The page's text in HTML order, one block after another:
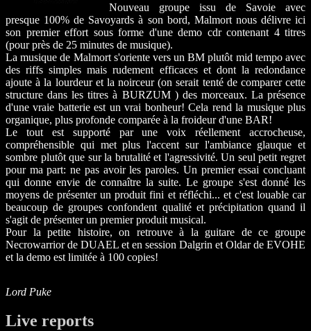
Nouveau groupe issu de Savoie avec
presque 100% de Savoyards à son bord, Malmort nous délivre ici
son premier effort sous forme d'une demo cdr contenant 4 titres
(pour près de 25 minutes de musique).
La musique de Malmort s'oriente vers un BM plutôt mid tempo avec
des riffs simples mais rudement efficaces et dont la redondance
ajoute à la lourdeur et la noirceur (on serait tenté de comparer cette
structure dans les titres à BURZUM ) des morceaux. La présence
d'une vraie batterie est un vrai bonheur! Cela rend la musique plus
organique, plus profonde comparée à la froideur d'une BAR!
Le tout est supporté par une voix réellement accrocheuse,
compréhensible qui met plus l'accent sur l'ambiance glauque et
sombre plutôt que sur la brutalité et l'agressivité. Un seul petit regret
pour ma part: ne pas avoir les paroles. Un premier essai concluant
qui donne envie de connaître la suite. Le groupe s'est donné les
moyens de présenter un produit fini et réfléchi... et c'est louable car
beaucoup de groupes confondent qualité et précipitation quand il
s'agit de présenter un premier produit musical.
Pour la petite histoire, on retrouve à la guitare de ce groupe
Necrowarrior de DUAEL et en session Dalgrin et Oldar de EVOHE
et la demo est limitée à 100 copies!
Lord Puke
Live reports